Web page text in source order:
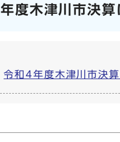
度木津川市決
令和4年度木津川市決